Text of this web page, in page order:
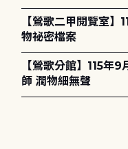
電章魚》
【鶯歌二甲閱覽室
物祕密檔案
【鶯歌分館】115
師 潤物細無聲